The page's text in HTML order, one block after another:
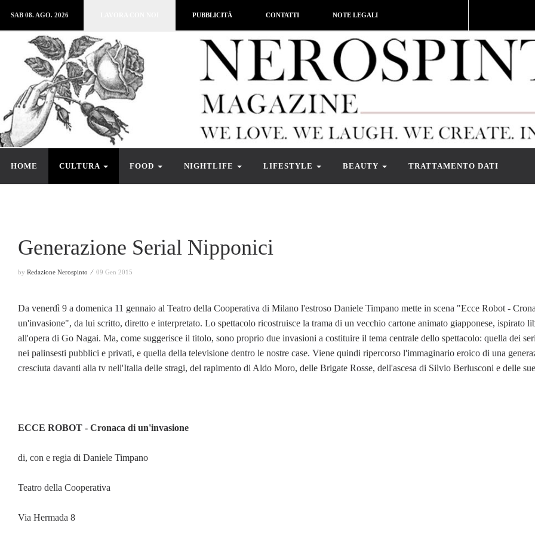
SAB 08. AGO. 2026 PUBBLICITÀ CONTATTI NOTE LEGALI
HOME CULTURA FOOD NIGHTLIFE LIFESTYLE BEAUTY TRATTAMENTO DATI
Generazione Serial Nipponici
by Redazione Nerospinto ⁄ 09 Gen 2015
Da venerdì 9 a domenica 11 gennaio al Teatro della Cooperativa di Milano l'estroso Daniele Timpano mette in scena "Ecce Robot -
un'invasione", da lui scritto, diretto e interpretato. Lo spettacolo ricostruisce la trama di un vecchio cartone animato giapponese, ispirato
all'opera di Go Nagai. Ma, come suggerisce il titolo, sono proprio due invasioni a costituire il tema centrale dello spettacolo: quella dei
nei palinsesti pubblici e privati, e quella della televisione dentro le nostre case. Viene quindi ripercorso l'immaginario eroico di una
cresciuta davanti alla tv nell'Italia delle stragi, del rapimento di Aldo Moro, delle Brigate Rosse, dell'ascesa di Silvio Berlusconi e delle
ECCE ROBOT - Cronaca di un'invasione
di, con e regia di Daniele Timpano
Teatro della Cooperativa
Via Hermada 8